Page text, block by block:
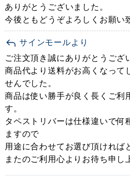
ありがとうございました。
今後ともどうぞよろしくお願い
サインモールより
ご注文頂き誠にありがとうござ
商品代より送料がお高くなって
せんでした。
商品は使い勝手が良く長くご利
す。
タペストリバーは仕様違いで何
ますので
用途に合わせてお選び頂ければ
またのご利用心よりお待ち申し